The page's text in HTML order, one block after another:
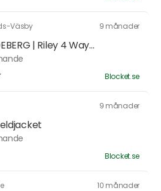
Väsby 9 månader
| Riley 4 Way...
Blocket.se
9 månader
Blocket.se
10 månader